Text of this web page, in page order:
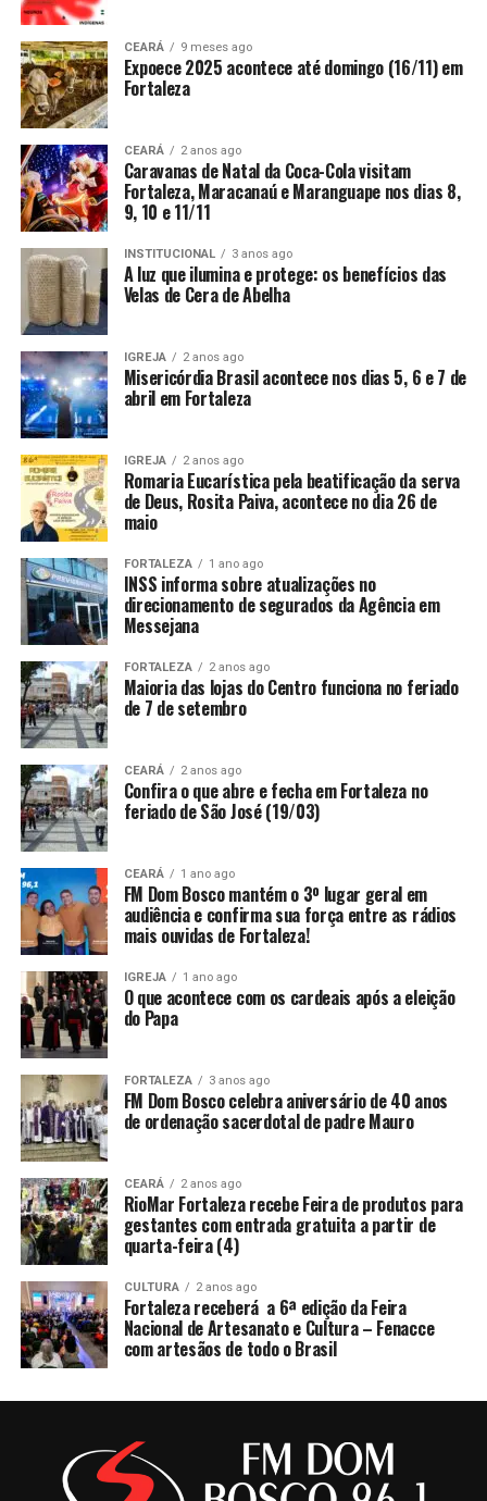
CEARÁ 9 meses ago
Expoece 2025 acontece até domingo (16/11) em
Fortaleza
CEARÁ 2 anos ago
Caravanas de Natal da Coca-Cola visitam
Fortaleza, Maracanaú e Maranguape nos dias 8,
9, 10 e 11/11
INSTITUCIONAL 3 anos ago
A luz que ilumina e protege: os benefícios das
Velas de Cera de Abelha
IGREJA 2 anos ago
Misericórdia Brasil acontece nos dias 5, 6 e 7 de
abril em Fortaleza
IGREJA 2 anos ago
Romaria Eucarística pela beatificação da serva
de Deus, Rosita Paiva, acontece no dia 26 de
maio
FORTALEZA 1 ano ago
INSS informa sobre atualizações no
direcionamento de segurados da Agência em
Messejana
FORTALEZA 2 anos ago
Maioria das lojas do Centro funciona no feriado
de 7 de setembro
CEARÁ 2 anos ago
Confira o que abre e fecha em Fortaleza no
feriado de São José (19/03)
CEARÁ 1 ano ago
FM Dom Bosco mantém o 3º lugar geral em
audiência e confirma sua força entre as rádios
mais ouvidas de Fortaleza!
IGREJA 1 ano ago
O que acontece com os cardeais após a eleição
do Papa
FORTALEZA 3 anos ago
FM Dom Bosco celebra aniversário de 40 anos
de ordenação sacerdotal de padre Mauro
CEARÁ 2 anos ago
RioMar Fortaleza recebe Feira de produtos para
gestantes com entrada gratuita a partir de
quarta-feira (4)
CULTURA 2 anos ago
Fortaleza receberá a 6ª edição da Feira
Nacional de Artesanato e Cultura – Fenacce
com artesãos de todo o Brasil